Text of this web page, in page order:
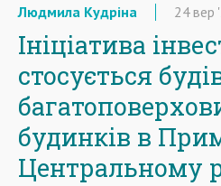
Людмила Кудріна 24вер
Ініціатива
стосується
будинків в
Центральному